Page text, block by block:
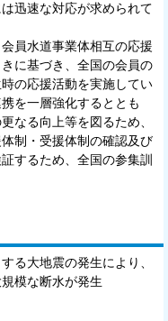
迅速な対応が求められて
員水道事業体相互の応援
に基づき、全国の会員の
の応援活動を実施してい
を一層強化するととも
なる向上等を図るため、
制・受援体制の確認及び
するため、全国の参集訓
る大地震の発生により、
模な断水が発生